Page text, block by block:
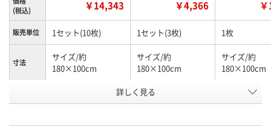
(税込)
￥14,343 ￥4,366
販売単位 1セット(10枚) 1セット(3枚) 1枚
寸法
サイズ/約
180×100cm
サイズ/約
180×100cm
サイズ/約
180×100cm
グレー
号
詳しく見る